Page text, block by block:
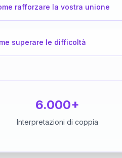
rafforzare la vostra unione
superare le difficoltà
6.000+
Interpretazioni di coppia